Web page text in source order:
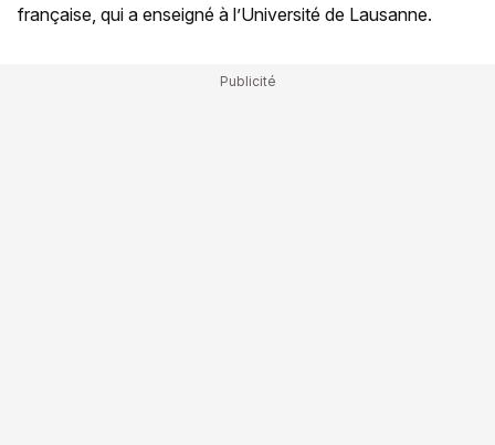
française, qui a enseigné à l’Université de Lausanne.